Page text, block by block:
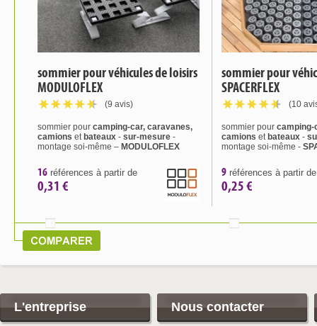
Tdr
Treca
Umec
sommier pour véhicules de loisirs
MODULOFLEX
(9 avis)
sommier pour camping-car, caravanes,
camions et bateaux - sur-mesure -
montage soi-même – MODULOFLEX
16 références à partir de
0,31 €
sommier pour
SPACERFLEX
(10
sommier pour camping-
camions et bateaux -
montage soi-même -
9 références à partir de
0,25 €
L'entreprise Nous contacter